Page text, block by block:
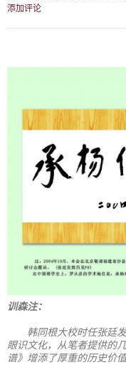
添加评论
训森注：
韩同根大校时任张廷
眼识文化，从笔者提供的
谱》增添了厚重的历史价值